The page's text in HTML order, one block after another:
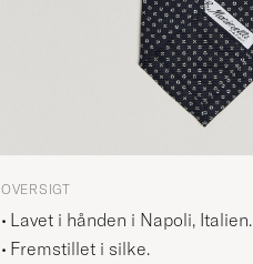
OVERSIGT
Lavet i hånden i Napoli, Italien.
Fremstillet i silke.